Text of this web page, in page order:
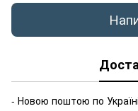
- Новою поштою по